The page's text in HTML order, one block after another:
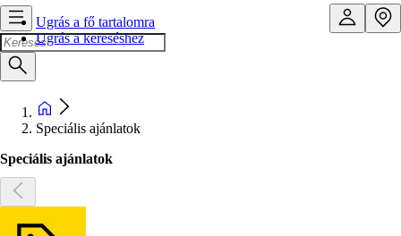
Ugrás a fő tartalomra
Ugrás a kereséshez
Speciális ajánlatok
Speciális ajánlatok